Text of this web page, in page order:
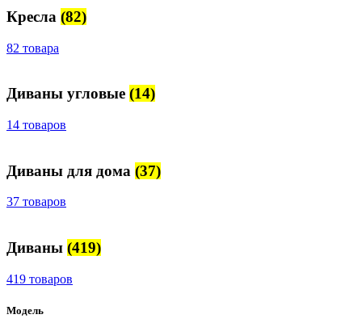
Кресла (82)
82 товара
Диваны угловые (14)
14 товаров
Диваны для дома (37)
37 товаров
Диваны (419)
419 товаров
Модель